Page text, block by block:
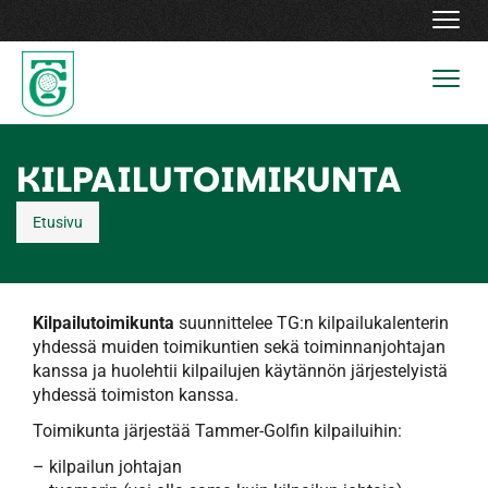
Etusivu
KILPAILUTOIMIKUNTA
Kilpailutoimikunta suunnittelee TG:n kilpailukalenterin
yhdessä muiden toimikuntien sekä toiminnanjohtajan
kanssa ja huolehtii kilpailujen käytännön järjestelyistä
yhdessä toimiston kanssa.
Toimikunta järjestää Tammer-Golfin kilpailuihin:
– kilpailun johtajan